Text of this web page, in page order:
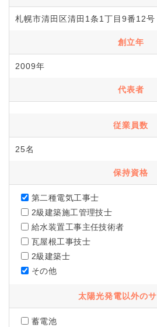
札幌市清田区清田1条1丁目9番12号
創立年
2009年
代表者
従業員数
25名
保持資格
第二種電気工事士
2級建築施工管理技士
給水装置工事主任技術者
瓦屋根工事技士
2級建築士
その他
太陽光発電以外の
蓄電池